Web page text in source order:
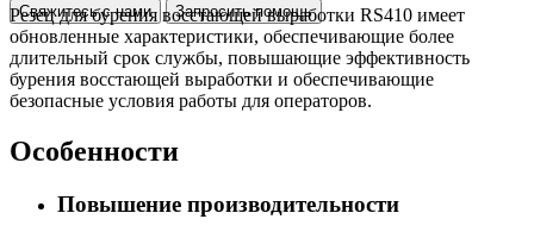
Свяжитесь с нами Запросить помощь
Резец для бурения восстающей выработки RS410 имеет
обновленные характеристики, обеспечивающие более
длительный срок службы, повышающие эффективность
бурения восстающей выработки и обеспечивающие
безопасные условия работы для операторов.
Особенности
Повышение производительности